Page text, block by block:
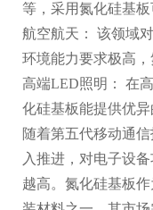
等，采用氮化硅基
航空航天： 该领域
环境能力要求极高，
高端LED照明： 在
化硅基板能提供优异
随着第五代移动通
入推进，对电子设
越高。氮化硅基板